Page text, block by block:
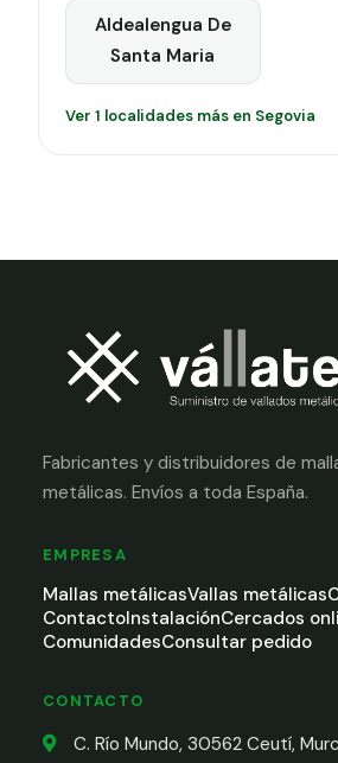
Aldealengua De
Santa Maria
Ver 1 localidades más en Segovia
Fabricantes y distribuidores de
metálicas. Envíos a toda España.
EMPRESA
Mallas metálicasVallas metálicas
ContactoInstalaciónCercados
ComunidadesConsultar pedido
CONTACTO
C. Río Mundo, 30562 Ceutí,